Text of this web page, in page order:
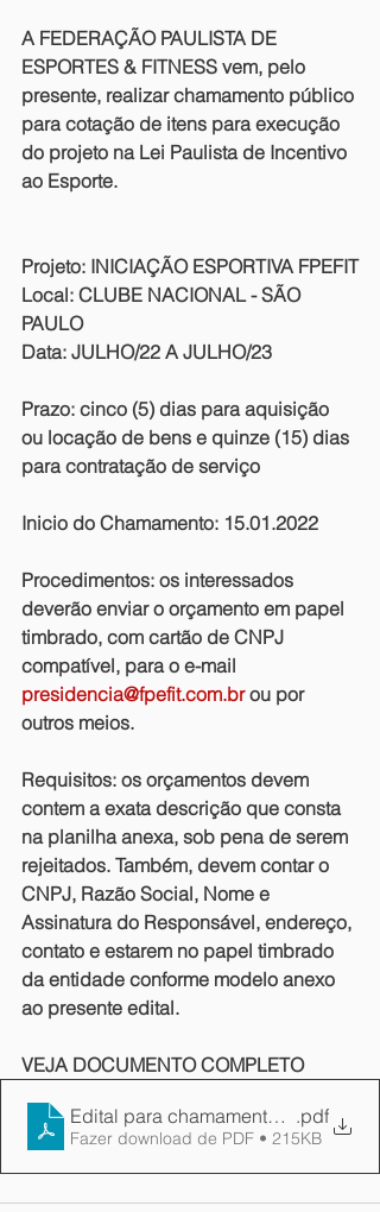
A FEDERAÇÃO PAULISTA DE
ESPORTES & FITNESS vem, pelo
presente, realizar chamamento público
para cotação de itens para execução
do projeto na Lei Paulista de Incentivo
ao Esporte.
Projeto: INICIAÇÃO ESPORTIVA FPEFIT
Local: CLUBE NACIONAL - SÃO
PAULO
Data: JULHO/22 A JULHO/23
Prazo: cinco (5) dias para aquisição
ou locação de bens e quinze (15) dias
para contratação de serviço
Inicio do Chamamento: 15.01.2022
Procedimentos: os interessados
deverão enviar o orçamento em papel
timbrado, com cartão de CNPJ
compatível, para o e-mail
presidencia@fpefit.com.br ou por
outros meios.
Requisitos: os orçamentos devem
contem a exata descrição que consta
na planilha anexa, sob pena de serem
rejeitados. Também, devem contar o
CNPJ, Razão Social, Nome e
Assinatura do Responsável, endereço,
contato e estarem no papel timbrado
da entidade conforme modelo anexo
ao presente edital.
VEJA DOCUMENTO COMPLETO
Edital para chamamento publicol
.pdf
Fazer download de PDF • 215KB